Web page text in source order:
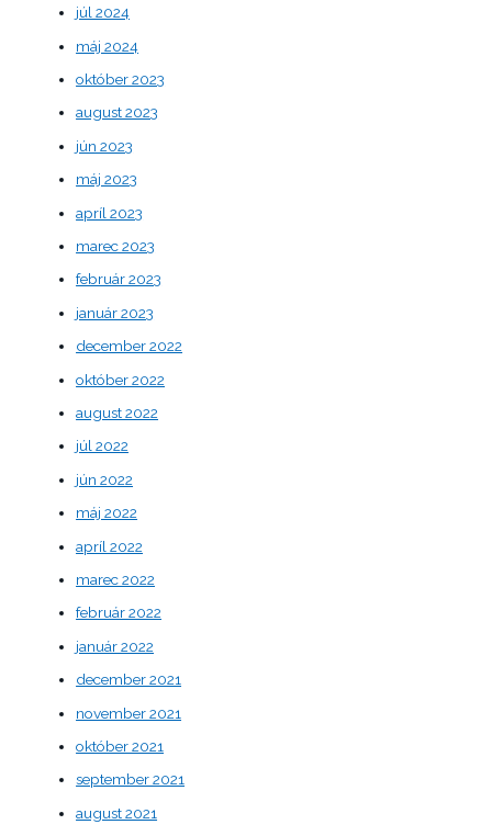
júl 2024
máj 2024
október 2023
august 2023
jún 2023
máj 2023
apríl 2023
marec 2023
február 2023
január 2023
december 2022
október 2022
august 2022
júl 2022
jún 2022
máj 2022
apríl 2022
marec 2022
február 2022
január 2022
december 2021
november 2021
október 2021
september 2021
august 2021